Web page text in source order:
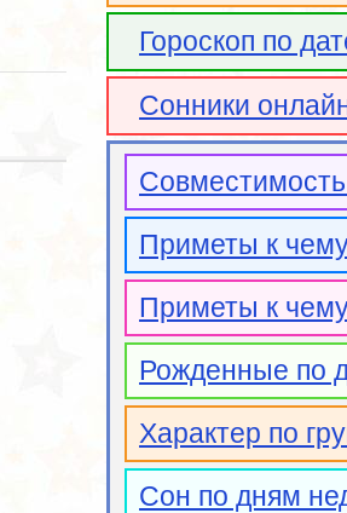
Гороскоп по
Сонники
Совместимость
Приметы к
Приметы к
Рожденные по
Характер по
Сон по дням